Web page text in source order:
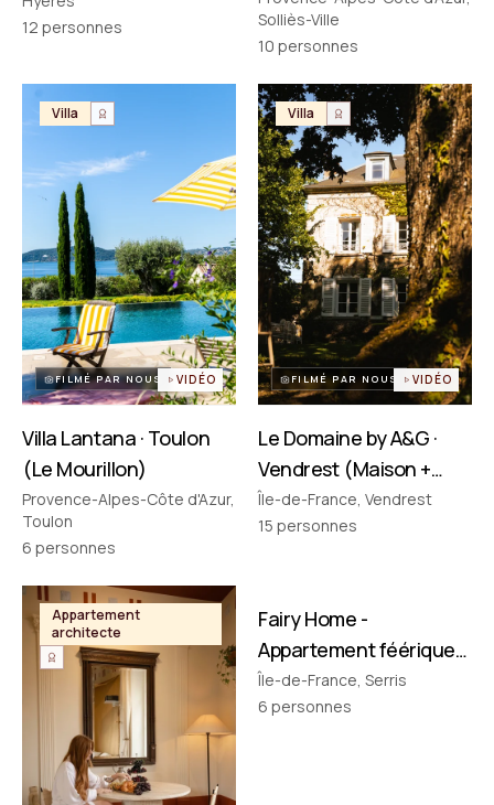
12 personnes
Solliès-Ville
10 personnes
Villa
FILMÉ PAR NOUS VIDÉO
Villa Lantana · Toulon
(Le Mourillon)
Provence-Alpes-Côte d'Azur,
Toulon
6 personnes
Villa
FILMÉ PAR NOUS VIDÉO
Le Domaine by A&G ·
Vendrest (Maison +
Pavillon)
Île-de-France, Vendrest
15 personnes
Appartement
architecte
Appartement
thématique
Fairy Home -
Appartement féérique
• Disney à 10 min !
Île-de-France, Serris
6 personnes